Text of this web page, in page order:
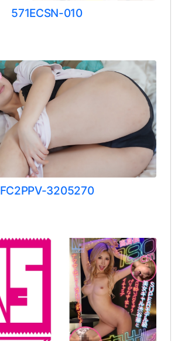
571ECSN-010
FC2PPV-3205270